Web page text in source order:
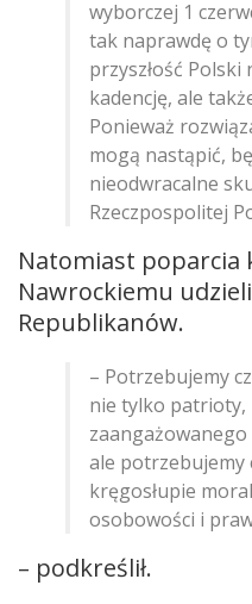
wyborczej 1
tak naprawdę o
przyszłość
kadencję, ale
Ponieważ
mogą nastąpić,
nieodwracalne
Rzeczpospolitej
Natomiast poparcia
Nawrockiemu
Republikanów.
– Potrzebujemy
nie tylko patrioty,
ale potrzebujemy
kręgosłupie
osobowości i
– podkreślił.